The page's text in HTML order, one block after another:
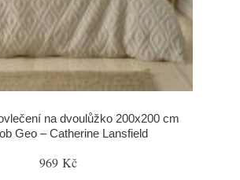
na dvoulůžko 200x200 cm
Geo – Catherine Lansfield
969 Kč